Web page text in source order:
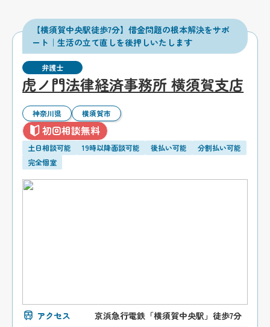
【横須賀中央駅徒歩7分】借金問題の根本解決をサポ
ート｜生活の立て直しを後押しいたします
弁護士
虎ノ門法律経済事務所 横須賀支店
神奈川県 横須賀市
初回相談無料
土日相談可能 19時以降面談可能 後払い可能
分割払い可能
完全個室
アクセス 京浜急行電鉄「横須賀中央駅」徒歩7分